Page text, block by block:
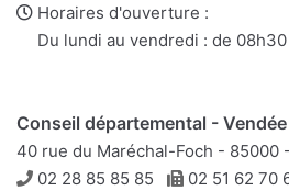
e-
mail
Horaires d'ouverture :
Du lundi au vendredi : de
Conseil départemental - Vendée
40 rue du Maréchal-Foch - 85000
Téléphone
02 28 85 85 85 Télécopie
02 51 62 70